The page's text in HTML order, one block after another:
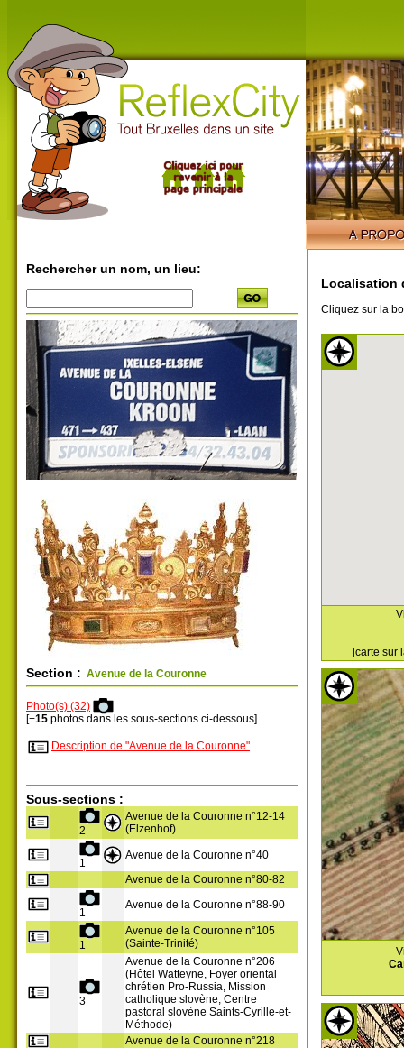
Rechercher un nom, un lieu:
Section : Avenue de la Couronne
Photo(s) (32)
[+15 photos dans les sous-sections ci-dessous]
Description de "Avenue de la Couronne"
Sous-sections :
2
Avenue de la Couronne n°12-14
(Elzenhof)
1
Avenue de la Couronne n°40
Avenue de la Couronne n°80-82
1
Avenue de la Couronne n°88-90
1
Avenue de la Couronne n°105
(Sainte-Trinité)
3
Avenue de la Couronne n°206
(Hôtel Watteyne, Foyer oriental
chrétien Pro-Russia, Mission
catholique slovène, Centre
pastoral slovène Saints-Cyrille-et-
Méthode)
Avenue de la Couronne n°218
Localisation
Cliquez sur la
[carte sur